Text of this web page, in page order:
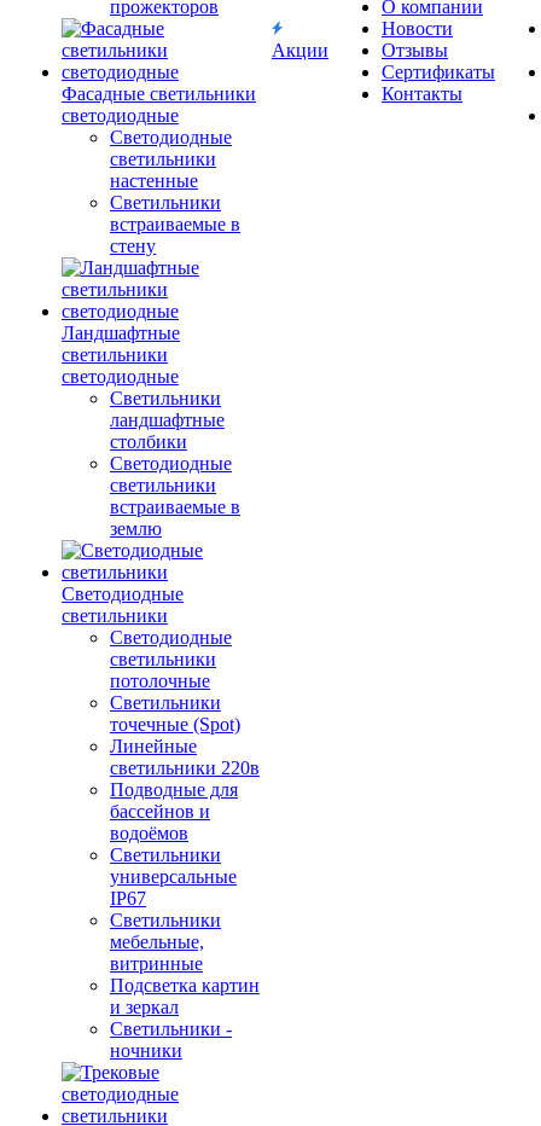
прожекторов
Фасадные светильники
светодиодные
Светодиодные
светильники
настенные
Светильники
встраиваемые в
стену
Ландшафтные
светильники
светодиодные
Светильники
ландшафтные
столбики
Светодиодные
светильники
встраиваемые в
землю
Светодиодные
светильники
Светодиодные
светильники
потолочные
Светильники
точечные (Spot)
Линейные
светильники 220в
Подводные для
бассейнов и
водоёмов
Светильники
универсальные
IP67
Светильники
мебельные,
витринные
Подсветка картин
и зеркал
Светильники -
ночники
Акции
О компании
Новости
Отзывы
Сертификаты
Контакты